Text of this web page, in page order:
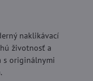
naklikávací
životnosť a
s originálnymi